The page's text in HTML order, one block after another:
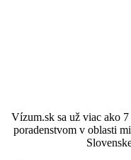
Vízum.sk sa už viac ako
poradenstvom v oblasti